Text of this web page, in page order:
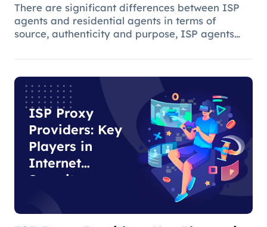
There are significant differences between ISP
agents and residential agents in terms of
source, authenticity and purpose, ISP agents
residential agents play an important role in
ISP Proxy
Providers: Key
Players in
Internet
Security